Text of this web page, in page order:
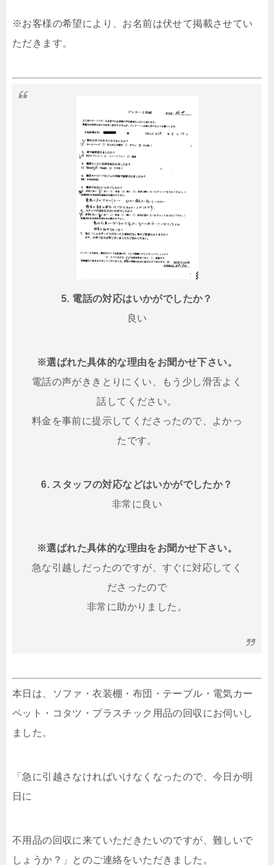
※お客様の希望により、お名前は伏せて掲載させてい
ただきます。
5. 電話の対応はいかがでしたか？
良い
※選ばれた具体的な理由をお聞かせ下さい。
電話の声がききとりにくい、もう少し滑舌よく
話してください。
料金を事前に提示してくださったので、よかっ
たです。
6. スタッフの対応などはいかがでしたか？
非常に良い
※選ばれた具体的な理由をお聞かせ下さい。
急な引越しだったのですが、すぐに対応してく
ださったので
非常に助かりました。
本日は、ソファ・衣装棚・布団・テーブル・電気カー
ペット・コタツ・プラスチック用品の回収にお伺いし
ました。
「急に引越さなければいけなくなったので、今日か明
日に
不用品の回収に来ていただきたいのですが、難しいで
しょうか？」とのご連絡をいただきました。